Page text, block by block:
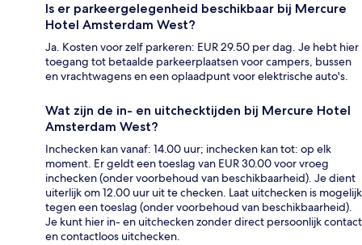
Is er parkeergelegenheid beschikbaar bij Mercure
Hotel Amsterdam West?
Ja. Kosten voor zelf parkeren: EUR 29.50 per dag. Je hebt hier
toegang tot betaalde parkeerplaatsen voor campers, bussen
en vrachtwagens en een oplaadpunt voor elektrische auto's.
Wat zijn de in- en uitchecktijden bij Mercure Hotel
Amsterdam West?
Inchecken kan vanaf: 14.00 uur; inchecken kan tot: op elk
moment. Er geldt een toeslag van EUR 30.00 voor vroeg
inchecken (onder voorbehoud van beschikbaarheid). Je dient
uiterlijk om 12.00 uur uit te checken. Laat uitchecken is mogelijk
tegen een toeslag (onder voorbehoud van beschikbaarheid).
Je kunt hier in- en uitchecken zonder direct persoonlijk contact
en contactloos uitchecken.